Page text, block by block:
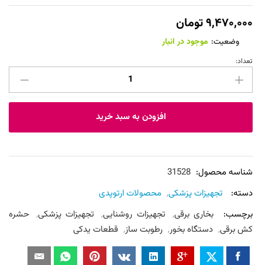
۹,۴۷۰,۰۰۰تومان
وضعیت: موجود در انبار
کمربند
اسپیلاوایزر
عدد
تعداد:
افزودن به سبد خرید
شناسه محصول: 31528
دسته:
تجهیزات پزشکی, محصولات ارتوپدی
برچسب:
بخاری برقی, تجهیزات روشنایی, تجهیزات پزشکی, حشره
کش برقی, دستگاه بخور, رطوبت ساز, قطعات یدکی